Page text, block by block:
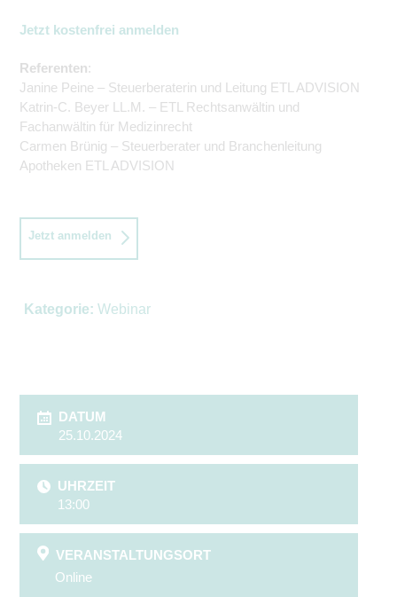
Jetzt kostenfrei anmelden
Referenten:
Janine Peine – Steuerberaterin und Leitung ETL ADVISION
Katrin-C. Beyer LL.M. – ETL Rechtsanwältin und
Fachanwältin für Medizinrecht
Carmen Brünig – Steuerberater und Branchenleitung
Apotheken ETL ADVISION
Jetzt anmelden
Kategorie: Webinar
DATUM
25.10.2024
UHRZEIT
13:00
VERANSTALTUNGSORT
Online